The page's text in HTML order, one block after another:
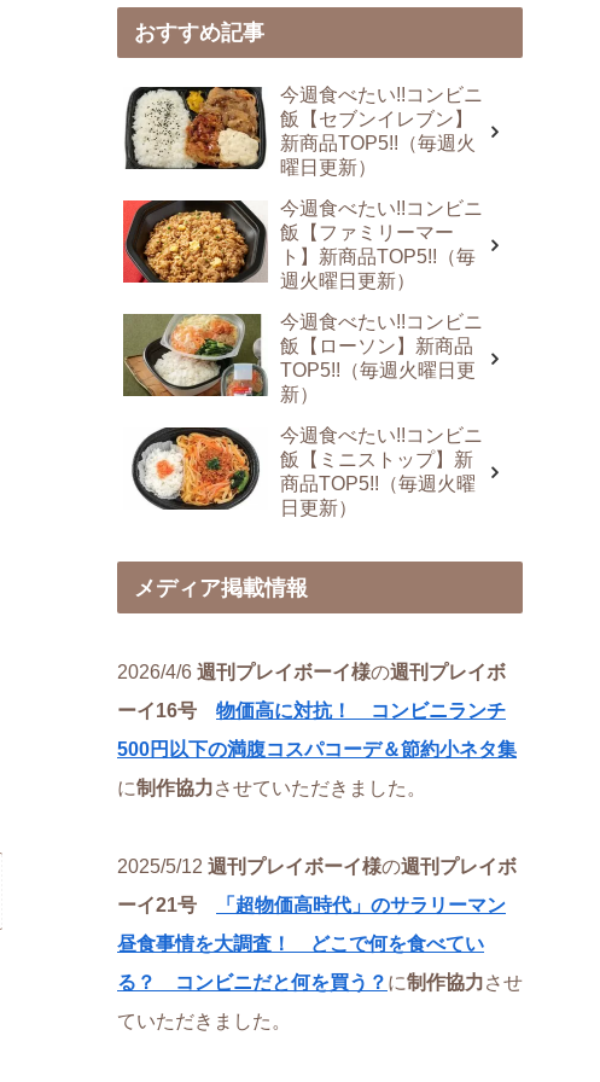
おすすめ記事
今週食べたい!!コンビニ
飯【セブンイレブン】
新商品TOP5!!（毎週火
曜日更新）
今週食べたい!!コンビニ
飯【ファミリーマー
ト】新商品TOP5!!（毎
週火曜日更新）
今週食べたい!!コンビニ
飯【ローソン】新商品
TOP5!!（毎週火曜日更
新）
今週食べたい!!コンビニ
飯【ミニストップ】新
商品TOP5!!（毎週火曜
日更新）
メディア掲載情報
2026/4/6 週刊プレイボーイ様の週刊プレイボ
ーイ16号 物価高に対抗！ コンビニランチ
500円以下の満腹コスパコーデ＆節約小ネタ集
に制作協力させていただきました。
2025/5/12 週刊プレイボーイ様の週刊プレイボ
ーイ21号
「超物価高時代」のサラリーマン
昼食事情を大調査！ どこで何を食べてい
る？ コンビニだと何を買う？ に制作協力させ
ていただきました。